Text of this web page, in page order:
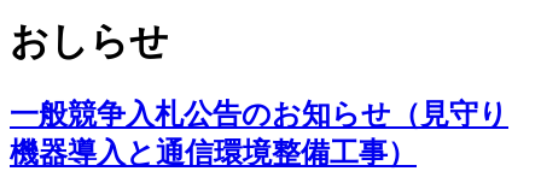
おしらせ
一般競争入札公告のお知らせ（見守り
機器導入と通信環境整備工事）